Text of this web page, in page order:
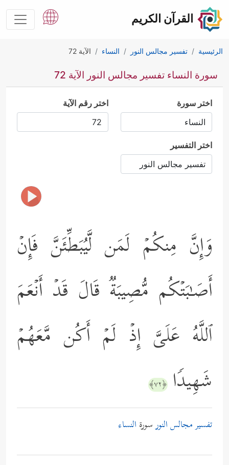
القرآن الكريم
الرئيسية تفسير مجالس النور النساء الآية 72
سورة النساء تفسير مجالس النور الآية 72
اختر سورة اختر رقم الآية
اختر التفسير
وَإِنَّ مِنكُمۡ لَمَن لَّیُبَطِّئَنَّ فَإِنۡ
أَصَـٰبَتۡكُم مُّصِیبَةࣱ قَالَ قَدۡ أَنۡعَمَ
ٱللَّهُ عَلَیَّ إِذۡ لَمۡ أَكُن مَّعَهُمۡ
شَهِیدࣰا ﴿٧٢﴾
تفسير مجالس النورسورة النساء